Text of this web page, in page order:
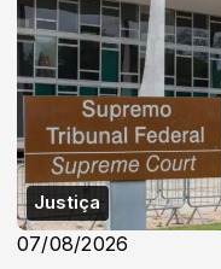
Justiça
07/08/2026